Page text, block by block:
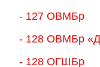
- 127 ОВМБр
- 128 ОВМБр
- 128 ОГШБр